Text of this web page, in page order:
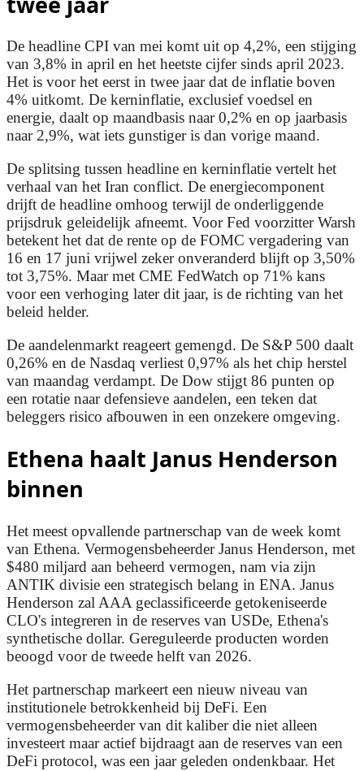
De headline CPI van mei komt uit op 4,2%, een stijging
van 3,8% in april en het heetste cijfer sinds april 2023.
Het is voor het eerst in twee jaar dat de inflatie boven
4% uitkomt. De kerninflatie, exclusief voedsel en
energie, daalt op maandbasis naar 0,2% en op jaarbasis
naar 2,9%, wat iets gunstiger is dan vorige maand.
De splitsing tussen headline en kerninflatie vertelt het
verhaal van het Iran conflict. De energiecomponent
drijft de headline omhoog terwijl de onderliggende
prijsdruk geleidelijk afneemt. Voor Fed voorzitter Warsh
betekent het dat de rente op de FOMC vergadering van
16 en 17 juni vrijwel zeker onveranderd blijft op 3,50%
tot 3,75%. Maar met CME FedWatch op 71% kans
voor een verhoging later dit jaar, is de richting van het
beleid helder.
De aandelenmarkt reageert gemengd. De S&P 500 daalt
0,26% en de Nasdaq verliest 0,97% als het chip herstel
van maandag verdampt. De Dow stijgt 86 punten op
een rotatie naar defensieve aandelen, een teken dat
beleggers risico afbouwen in een onzekere omgeving.
Ethena haalt Janus Henderson
binnen
Het meest opvallende partnerschap van de week komt
van Ethena. Vermogensbeheerder Janus Henderson, met
$480 miljard aan beheerd vermogen, nam via zijn
ANTIK divisie een strategisch belang in ENA. Janus
Henderson zal AAA geclassificeerde getokeniseerde
CLO's integreren in de reserves van USDe, Ethena's
synthetische dollar. Gereguleerde producten worden
beoogd voor de tweede helft van 2026.
Het partnerschap markeert een nieuw niveau van
institutionele betrokkenheid bij DeFi. Een
vermogensbeheerder van dit kaliber die niet alleen
investeert maar actief bijdraagt aan de reserves van een
DeFi protocol, was een jaar geleden ondenkbaar. Het